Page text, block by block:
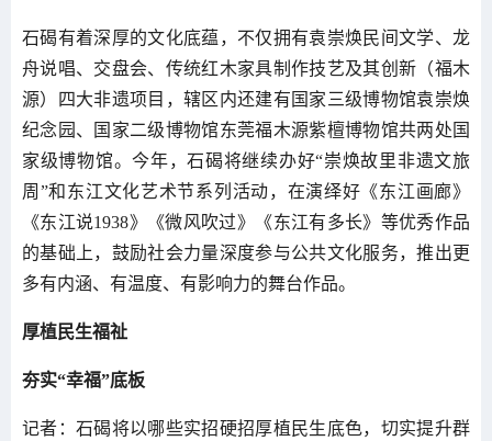
石碣有着深厚的文化底蕴，不仅拥有袁崇焕民间文学、龙
舟说唱、交盘会、传统红木家具制作技艺及其创新（福木
源）四大非遗项目，辖区内还建有国家三级博物馆袁崇焕
纪念园、国家二级博物馆东莞福木源紫檀博物馆共两处国
家级博物馆。今年，石碣将继续办好“崇焕故里非遗文旅
周”和东江文化艺术节系列活动，在演绎好《东江画廊》
《东江说1938》《微风吹过》《东江有多长》等优秀作品
的基础上，鼓励社会力量深度参与公共文化服务，推出更
多有内涵、有温度、有影响力的舞台作品。
厚植民生福祉
夯实“幸福”底板
记者：石碣将以哪些实招硬招厚植民生底色，切实提升群